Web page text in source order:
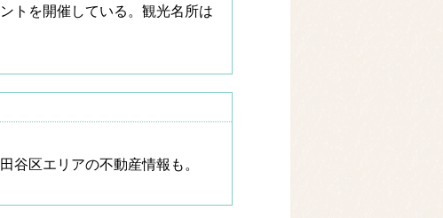
トを開催している。観光名所は
谷区エリアの不動産情報も。